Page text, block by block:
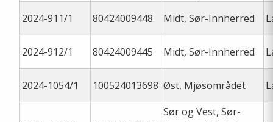
2024-911/1 80424009448 Midt, Sør-Innherred
2024-912/1 80424009445 Midt, Sør-Innherred
2024-1054/1 100524013698 Øst, Mjøsområdet
Sør og Vest, Sør-